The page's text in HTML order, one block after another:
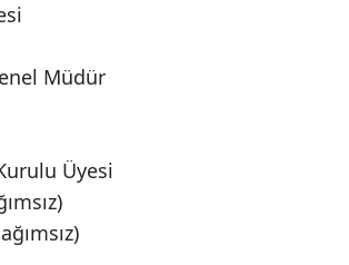
Müdür
Üyesi